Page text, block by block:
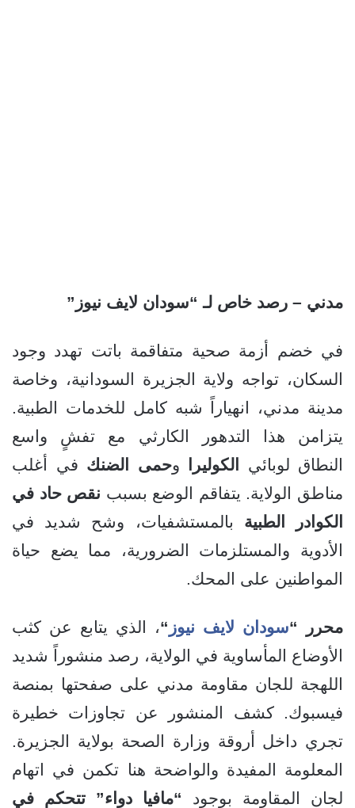
مدني – رصد خاص لـ “سودان لايف نيوز”
في خضم أزمة صحية متفاقمة باتت تهدد وجود
السكان، تواجه ولاية الجزيرة السودانية، وخاصة
مدينة مدني، انهياراً شبه كامل للخدمات الطبية.
يتزامن هذا التدهور الكارثي مع تفشٍ واسع
النطاق لوبائي
الكوليرا وحمى الضنك في أغلب
مناطق الولاية. يتفاقم الوضع بسبب نقص حاد في
الكوادر الطبية بالمستشفيات، وشح شديد في
الأدوية والمستلزمات الضرورية، مما يضع حياة
المواطنين على المحك.
محرر “سودان لايف نيوز “، الذي يتابع عن كثب
الأوضاع المأساوية في الولاية، رصد منشوراً شديد
اللهجة للجان مقاومة مدني على صفحتها بمنصة
فيسبوك. كشف المنشور عن تجاوزات خطيرة
تجري داخل أروقة وزارة الصحة بولاية الجزيرة.
المعلومة المفيدة والواضحة هنا تكمن في اتهام
لجان المقاومة بوجود “مافيا دواء” تتحكم في